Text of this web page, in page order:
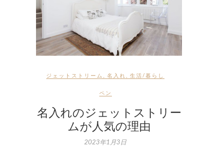
ジェットストリーム 名入れ 生活/暮らし
ペン
名入れのジェットストリー
ムが人気の理由
2023年1月3日